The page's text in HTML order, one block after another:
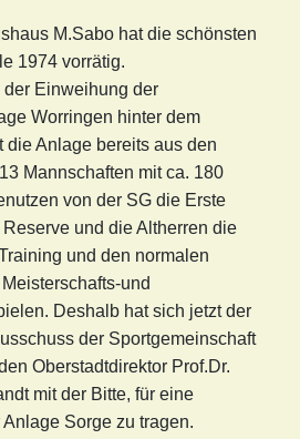
M.Sabo hat die schönsten
1974 vorrätig.
der Einweihung der
Worringen hinter dem
die Anlage bereits aus den
Mannschaften mit ca. 180
von der SG die Erste
und die Altherren die
und den normalen
und
Deshalb hat sich jetzt der
der Sportgemeinschaft
Oberstadtdirektor Prof.Dr.
mit der Bitte, für eine
Sorge zu tragen.